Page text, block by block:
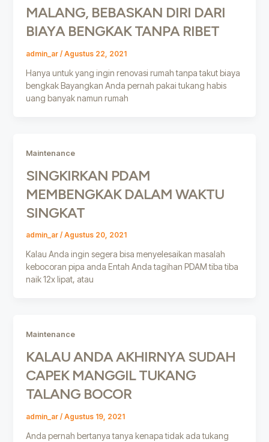
MALANG, BEBASKAN DIRI DARI
BIAYA BENGKAK TANPA RIBET
admin_ar / Agustus 22, 2021
Hanya untuk yang ingin renovasi rumah tanpa takut biaya
bengkak Bayangkan Anda pernah pakai tukang habis
uang banyak namun rumah
Maintenance
SINGKIRKAN PDAM
MEMBENGKAK DALAM WAKTU
SINGKAT
admin_ar / Agustus 20, 2021
Kalau Anda ingin segera bisa menyelesaikan masalah
kebocoran pipa anda Entah Anda tagihan PDAM tiba tiba
naik 12x lipat, atau
Maintenance
KALAU ANDA AKHIRNYA SUDAH
CAPEK MANGGIL TUKANG
TALANG BOCOR
admin_ar / Agustus 19, 2021
Anda pernah bertanya tanya kenapa tidak ada tukang